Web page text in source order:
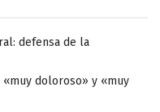
defensa de la
«muy doloroso» y «muy